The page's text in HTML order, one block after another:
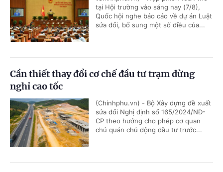
tại Hội trường vào sáng nay (7/8),
Quốc hội nghe báo cáo về dự án Luật
sửa đổi, bổ sung một số điều của...
Cần thiết thay đổi cơ chế đầu tư trạm dừng
nghỉ cao tốc
(Chinhphu.vn) - Bộ Xây dựng đề xuất
sửa đổi Nghị định số 165/2024/NĐ-
CP theo hướng cho phép cơ quan
chủ quản chủ động đầu tư trước...